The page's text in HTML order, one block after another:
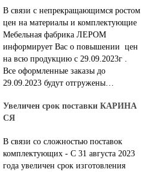
В связи с непрекращающимся ростом
цен на материалы и комплектующие
Мебельная фабрика ЛЕРОМ
информирует Вас о повышении цен
на всю продукцию с 29.09.2023г .
Все оформленные заказы до
29.09.2023 будут отгружены…
Увеличен срок поставки КАРИНА
СЯ
В связи со сложностью поставок
комплектующих - С 31 августа 2023
года увеличен срок изготовления